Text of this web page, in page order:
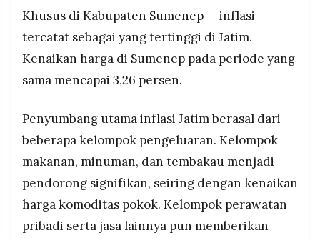
Khusus di Kabupaten Sumenep — inflasi
tercatat sebagai yang tertinggi di Jatim.
Kenaikan harga di Sumenep pada periode yang
sama mencapai 3,26 persen.
Penyumbang utama inflasi Jatim berasal dari
beberapa kelompok pengeluaran. Kelompok
makanan, minuman, dan tembakau menjadi
pendorong signifikan, seiring dengan kenaikan
harga komoditas pokok. Kelompok perawatan
pribadi serta jasa lainnya pun memberikan